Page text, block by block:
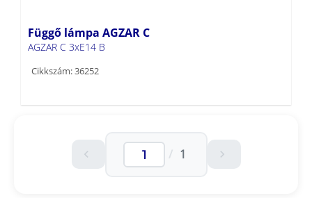
Függő lámpa AGZAR C
AGZAR C 3xE14 B
Cikkszám: 36252
/ 1